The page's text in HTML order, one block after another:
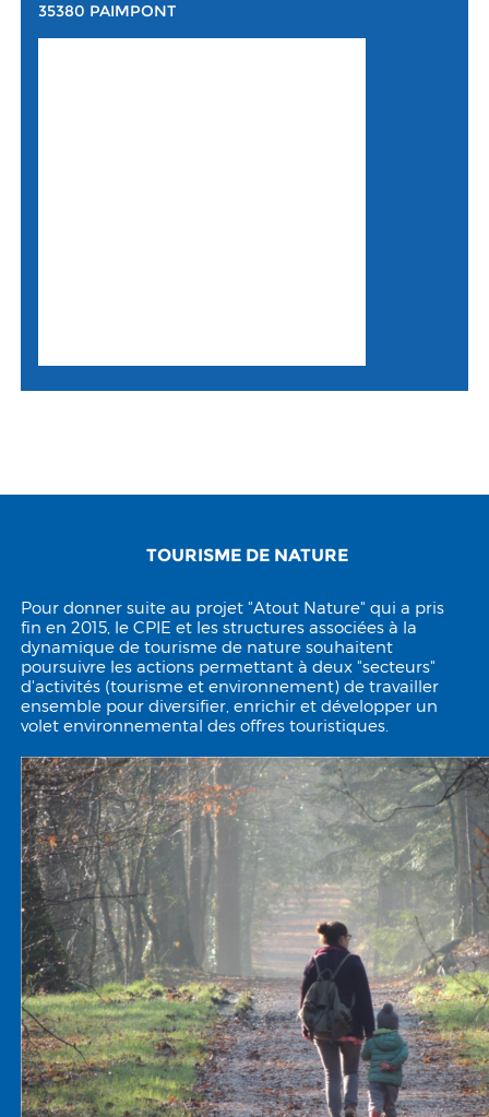
35380 PAIMPONT
TOURISME DE NATURE
Pour donner suite au projet "Atout Nature" qui a pris
fin en 2015, le CPIE et les structures associées à la
dynamique de tourisme de nature souhaitent
poursuivre les actions permettant à deux "secteurs"
d'activités (tourisme et environnement) de travailler
ensemble pour diversifier, enrichir et développer un
volet environnemental des offres touristiques.